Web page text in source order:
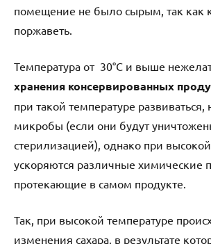
помещение не было сырым, так как
поржаветь.
Температура от 30°С и выше
хранения консервированных
при такой температуре развиваться,
микробы (если они будут
стерилизацией), однако при
ускоряются различные химические
протекающие в самом продукте.
Так, при высокой температуре
изменения сахара, в результате